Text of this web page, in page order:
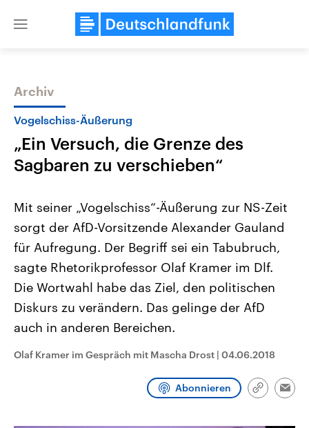
Close
Themen
Landtagswahl Sachsen-Anhalt
2026
Alle Informationen
Sachsen-Anhalt wählt am 6.
September 2026 einen neuen
Landtag. Seit 2021 wird das
Bundesland von einer Koalition aus
Umfragen, Prognosen,
und Hintergründe zu den Parteien
und Kandidaten der anstehenden
USA
Aktuelle Beiträge,
Hintergründe
Wirtschaftlich und
gehören die Vereinigten
den mächtigsten Ländern
mit großem Einfluss auf
aktuelle Weltgeschehen.
Sendungen Programm Podcasts
Archiv
Vogelschiss-Äußerung
„Ein Versuch, die Grenze des
Sagbaren zu verschieben“
Mit seiner „Vogelschiss“-Äußerung zur NS-Zeit
sorgt der AfD-Vorsitzende Alexander Gauland
für Aufregung. Der Begriff sei ein Tabubruch,
sagte Rhetorikprofessor Olaf Kramer im Dlf.
Die Wortwahl habe das Ziel, den politischen
Diskurs zu verändern. Das gelinge der AfD
auch in anderen Bereichen.
Olaf Kramer im Gespräch mit Mascha Drost | 04.06.2018
Abonnieren
Link